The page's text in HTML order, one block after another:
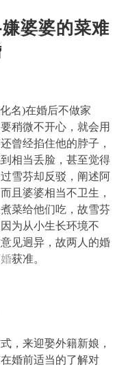
婆婆的菜难
名)在婚后不做家
稍微不开心，就会用
曾经掐住他的脖子，
相当丢脸，甚至觉得
雪芬却反驳，阐述阿
且婆婆相当不卫生，
菜给他们吃，故雪芬
为从小生长环境不
见迥异，故两人的婚
获准。
，来迎娶外籍新娘，
婚前适当的了解对